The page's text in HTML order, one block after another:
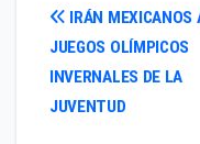
de
entradas
IRÁN MEXICANOS
JUEGOS OLÍMPICOS
INVERNALES DE LA
JUVENTUD